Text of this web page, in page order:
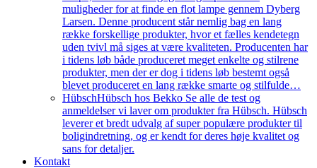
muligheder for at finde en flot lampe gennem Dyberg
Larsen. Denne producent står nemlig bag en lang
række forskellige produkter, hvor et fælles kendetegn
uden tvivl må siges at være kvaliteten. Producenten har
i tidens løb både produceret meget enkelte og stilrene
produkter, men der er dog i tidens løb bestemt også
blevet produceret en lang række smarte og stilfulde…
HübschHübsch hos Bekko Se alle de test og
anmeldelser vi laver om produkter fra Hübsch. Hübsch
leverer et bredt udvalg af super populære produkter til
boligindretning, og er kendt for deres høje kvalitet og
sans for detaljer.
Kontakt